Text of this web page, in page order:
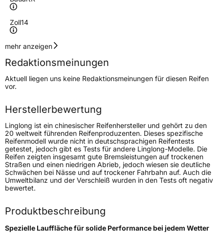
Zoll14
Geschwindigkeitsindex
Höchstgeschwindigkeit
190 km/h
Lastindex79
Höchstlast437 kg
Generelle Merkmale
FahrzeugtypPKW
VerwendungGanzjahresreifen
ModellnameGreenmax All Season
Fahrzeugart
mehr anzeigen
Redaktionsmeinungen
Aktuell liegen uns keine Redaktionsmeinungen für diesen Reifen
vor.
Herstellerbewertung
Linglong ist ein chinesischer Reifenhersteller und gehört zu den
20 weltweit führenden Reifenproduzenten. Dieses spezifische
Reifenmodell wurde nicht in deutschsprachigen Reifentests
getestet, jedoch gibt es Tests für andere Linglong-Modelle. Die
Reifen zeigten insgesamt gute Bremsleistungen auf trockenen
Straßen und einen niedrigen Abrieb, jedoch wiesen sie deutliche
Schwächen bei Nässe und auf trockener Fahrbahn auf. Auch die
Umweltbilanz und der Verschleiß wurden in den Tests oft negativ
bewertet.
Produktbeschreibung
Spezielle Lauffläche für solide Performance bei jedem Wetter